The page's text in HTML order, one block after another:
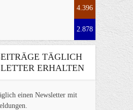
4.396
2.878
TÄGLICH
ERHALTEN
einen Newsletter mit